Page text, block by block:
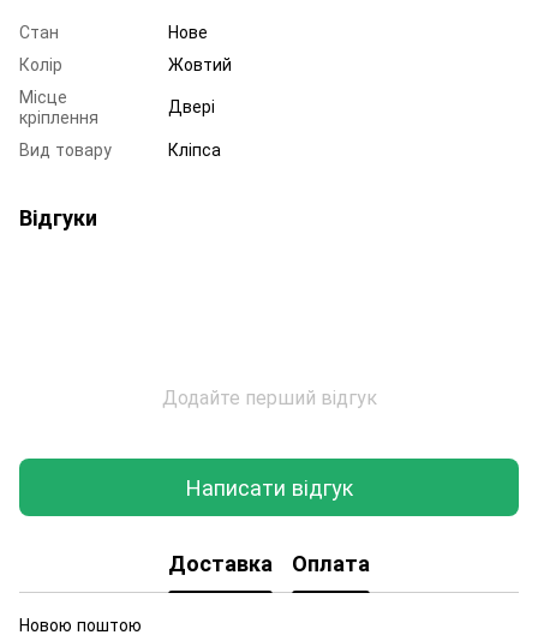
Стан
Нове
Колір
Жовтий
Місце
кріплення
Двері
Вид товару
Кліпса
Відгуки
Додайте перший відгук
Написати відгук
Доставка Оплата
Новою поштою